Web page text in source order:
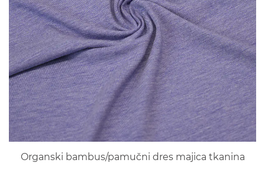
Organski bambus/pamučni dres majica tkanina